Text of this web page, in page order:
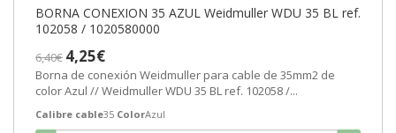
BORNA CONEXION 35 AZUL Weidmuller WDU 35 BL ref.
102058 / 1020580000
6,40€ 4,25€
Borna de conexión Weidmuller para cable de 35mm2 de
color Azul // Weidmuller WDU 35 BL ref. 102058 /...
Calibre cable35 ColorAzul